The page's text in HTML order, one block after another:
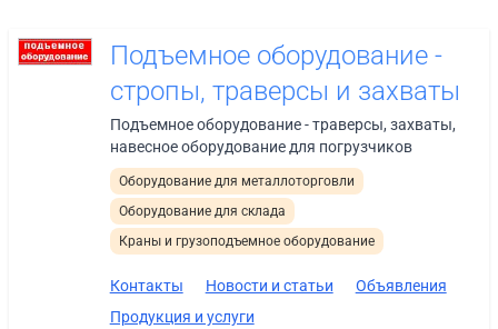
Подъемное оборудование -
стропы, траверсы и захваты
Подъемное оборудование - траверсы, захваты,
навесное оборудование для погрузчиков
Оборудование для металлоторговли
Оборудование для склада
Краны и грузоподъемное оборудование
Контакты Новости и статьи
Объявления
Продукция и услуги